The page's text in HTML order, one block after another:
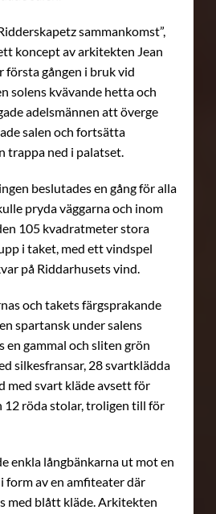
sammankomst”,
koncept av arkitekten Jean
första gången i bruk vid
solens kvävande hetta och
adelsmännen att överge
salen och fortsätta
trappa ned i palatset.
beslutades en gång för alla
pryda väggarna och inom
105 kvadratmeter stora
i taket, med ett vindspel
på Riddarhusets vind.
och takets färgsprakande
spartansk under salens
en gammal och sliten grön
silkesfransar, 28 svartklädda
med svart kläde avsett för
12 röda stolar, troligen till för
enkla långbänkarna ut mot en
form av en amfiteater där
med blått kläde. Arkitekten